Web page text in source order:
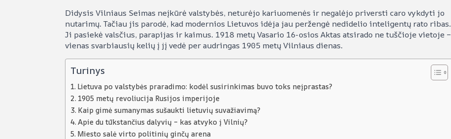
Didysis Vilniaus Seimas neįkūrė valstybės, neturėjo kariuomenės ir negalėjo priversti caro vykdyti jo
nutarimų. Tačiau jis parodė, kad modernios Lietuvos idėja jau peržengė nedidelio inteligentų rato ribas.
Ji pasiekė valsčius, parapijas ir kaimus. 1918 metų Vasario 16-osios Aktas atsirado ne tuščioje vietoje –
vienas svarbiausių kelių į jį vedė per audringas 1905 metų Vilniaus dienas.
Turinys
Lietuva po valstybės praradimo: kodėl susirinkimas buvo toks neįprastas?
1905 metų revoliucija Rusijos imperijoje
Kaip gimė sumanymas sušaukti lietuvių suvažiavimą?
Apie du tūkstančius dalyvių – kas atvyko į Vilnių?
Miesto salė virto politinių ginčų arena